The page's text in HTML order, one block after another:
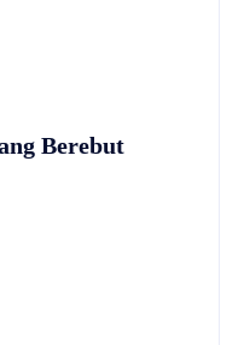
Berebut